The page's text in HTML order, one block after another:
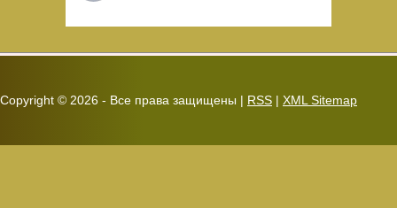
Copyright © 2026 - Все права защищены | RSS | XML Sitemap